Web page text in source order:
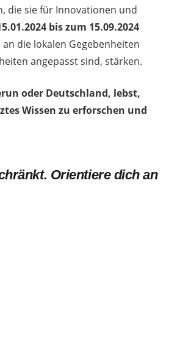
die sie für Innovationen und
bis zum 15.09.2024
die lokalen Gegebenheiten
angepasst sind, stärken.
oder Deutschland, lebst,
Wissen zu erforschen und
Orientiere dich an